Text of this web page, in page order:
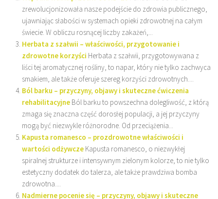
zrewolucjonizowała nasze podejście do zdrowia publicznego,
ujawniając słabości w systemach opieki zdrowotnej na całym
świecie. W obliczu rosnącej liczby zakażeń,...
Herbata z szałwii – właściwości, przygotowanie i
zdrowotne korzyści Herbata z szałwii, przygotowywana z
liści tej aromatycznej rośliny, to napar, który nie tylko zachwyca
smakiem, ale także oferuje szereg korzyści zdrowotnych....
Ból barku – przyczyny, objawy i skuteczne ćwiczenia
rehabilitacyjne Ból barku to powszechna dolegliwość, z którą
zmaga się znaczna część dorosłej populacji, a jej przyczyny
mogą być niezwykle różnorodne. Od przeciążenia...
Kapusta romanesco – prozdrowotne właściwości i
wartości odżywcze Kapusta romanesco, o niezwykłej
spiralnej strukturze i intensywnym zielonym kolorze, to nie tylko
estetyczny dodatek do talerza, ale także prawdziwa bomba
zdrowotna....
Nadmierne pocenie się – przyczyny, objawy i skuteczne